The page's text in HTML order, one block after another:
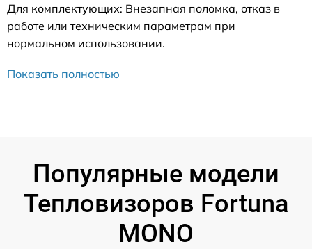
Для комплектующих: Внезапная поломка, отказ в
работе или техническим параметрам при
нормальном использовании.
Показать полностью
Популярные модели
Тепловизоров Fortuna
MONO